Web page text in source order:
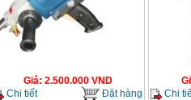
Giá: 2.500.000VND
Chi tiết
Đặt hàng
Chi